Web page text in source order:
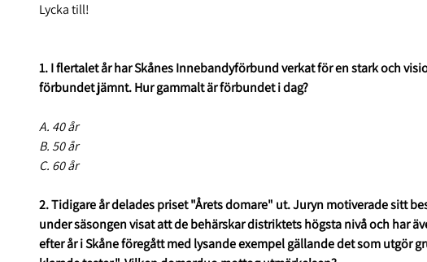
Lycka till!
1. I flertalet år har Skånes Innebandyförbund verkat för en stark och
förbundet jämnt. Hur gammalt är förbundet i dag?
A. 40 år
B. 50 år
C. 60 år
2. Tidigare år delades priset "Årets domare" ut. Juryn motiverade sitt
under säsongen visat att de behärskar distriktets högsta nivå och har
efter år i Skåne föregått med lysande exempel gällande det som utgör